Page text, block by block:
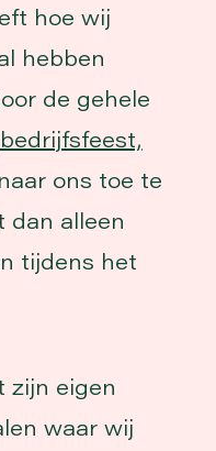
hoe wij
hebben
de gehele
bedrijfsfeest,
naar ons toe te
dan alleen
tijdens het
zijn eigen
waar wij